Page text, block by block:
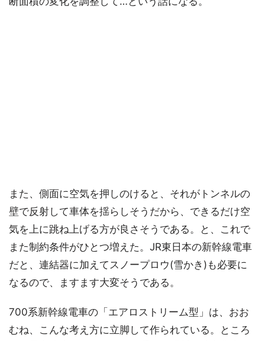
また、側面に空気を押しのけると、それがトンネルの
壁で反射して車体を揺らしそうだから、できるだけ空
気を上に跳ね上げる方が良さそうである。と、これで
また制約条件がひとつ増えた。JR東日本の新幹線電車
だと、連結器に加えてスノープロウ(雪かき)も必要に
なるので、ますます大変そうである。
700系新幹線電車の「エアロストリーム型」は、おお
むね、こんな考え方に立脚して作られている。ところ